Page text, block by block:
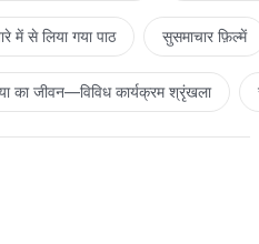
से लिया गया पाठ सुसमाचार फ़िल्में
का जीवन—विविध कार्यक्रम श्रृंखला